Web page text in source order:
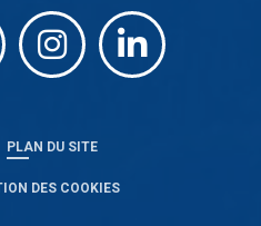
PLAN DU SITE
DES COOKIES